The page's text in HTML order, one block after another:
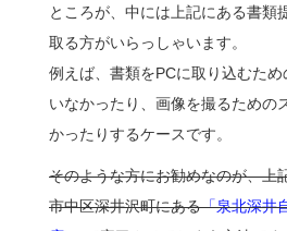
ところが、中には上記にある書類
取る方がいらっしゃいます。
例えば、書類をPCに取り込むた
いなかったり、画像を撮るための
かったりするケースです。
そのような方にお勧めなのが、上
市中区深井沢町にある「泉北深井